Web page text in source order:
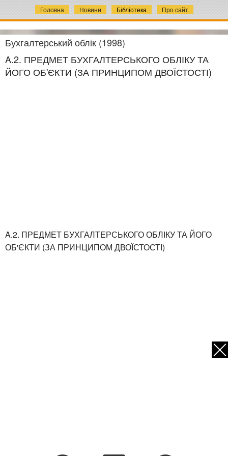
Головна Новини Бібліотека Про сайт
Бухгалтерський облік (1998)
A.2. ПРЕДМЕТ БУХГАЛТЕРСЬКОГО ОБЛІКУ ТА
ЙОГО ОБ'ЄКТИ (ЗА ПРИНЦИПОМ ДВОЇСТОСТІ)
A.2. ПРЕДМЕТ БУХГАЛТЕРСЬКОГО ОБЛІКУ ТА ЙОГО
ОБ'ЄКТИ (ЗА ПРИНЦИПОМ ДВОЇСТОСТІ)